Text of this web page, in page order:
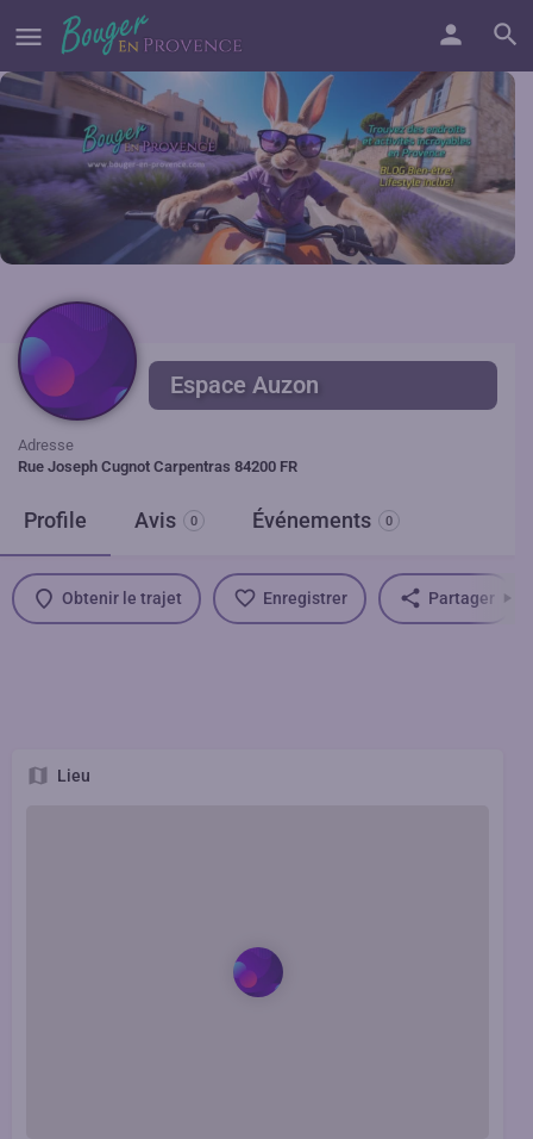
Espace Auzon
Adresse
Rue Joseph Cugnot Carpentras 84200 FR
Profile Avis 0 Événements 0
Obtenir le trajet Enregistrer Partager
Lieu